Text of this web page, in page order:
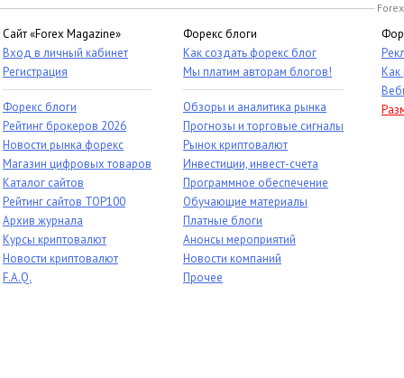
Сайт «Forex Magazine»
Вход в личный кабинет
Регистрация
Форекс блоги
Рейтинг брокеров 2026
Новости рынка форекс
Магазин цифровых товаров
Каталог сайтов
Рейтинг сайтов TOP100
Архив журнала
Курсы криптовалют
Новости криптовалют
F.A.Q.
Форекс блоги
Как создать форекс блог
Мы платим авторам блогов!
Обзоры и аналитика рынка
Прогнозы и торговые сигналы
Рынок криптовалют
Инвестиции, инвест-счета
Программное обеспечение
Обучающие материалы
Платные блоги
Анонсы мероприятий
Новости компаний
Прочее
Как